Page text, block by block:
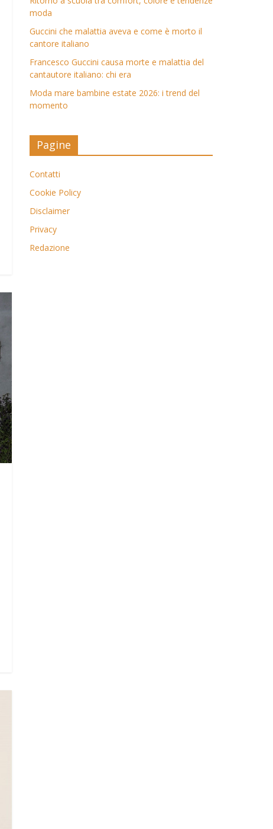
moda
Guccini che malattia aveva e come è morto il
cantore italiano
Francesco Guccini causa morte e malattia del
cantautore italiano: chi era
Moda mare bambine estate 2026: i trend del
momento
Pagine
Contatti
Cookie Policy
Disclaimer
Privacy
Redazione